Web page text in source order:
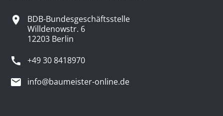
BDB-Bundesgeschäftsstelle
Willdenowstr. 6
12203 Berlin
+49 30 8418970
info@baumeister-online.de